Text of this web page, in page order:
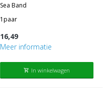
sea band
1paar
16,49
Meer informatie
shopping_cart In winkelwagen